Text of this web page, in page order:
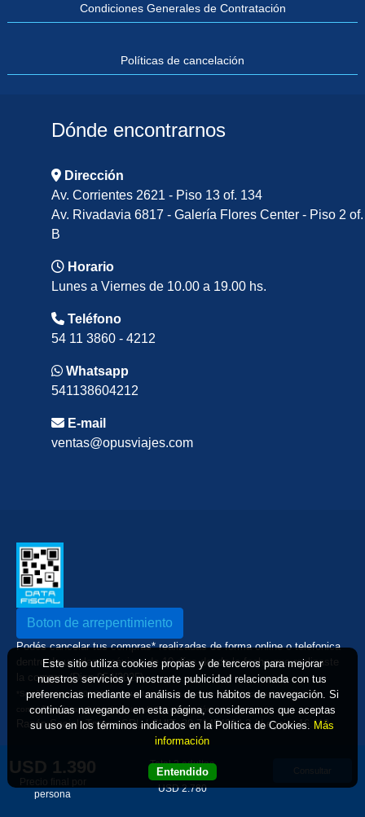
USD 1.390
Precio final por
persona
Total 2 adultos
en Hab. Doble
USD 2.780
Consultar
Condiciones Generales de Contratación
Políticas de cancelación
Dónde encontrarnos
Dirección
Av. Corrientes 2621 - Piso 13 of. 134
Av. Rivadavia 6817 - Galería Flores Center - Piso 2 of.
B
Horario
Lunes a Viernes de 10.00 a 19.00 hs.
Teléfono
54 11 3860 - 4212
Whatsapp
541138604212
E-mail
ventas@opusviajes.com
Boton de arrepentimiento
Podés cancelar tus compras* realizadas de forma online o telefonica
dentro de un plazo máximo de 10 días desde la fecha que realizaste
la compra. (Disp.954/2025)
*Según decreto 809/2024 las tarifas aéreas se rigen por política tarifaria de la
compañía aérea informada antes de la contratación
Razón Social: Trypco SRL / CUIT: 30-71454984-3 / Legajo: 16.112
Defensa del consumidor. Para reclamos ingrese aquí
Denuncia contra una agencia. Para reclamos
Este sitio utiliza cookies propias y de terceros para mejorar
nuestros servicios y mostrarte publicidad relacionada con tus
preferencias mediante el análisis de tus hábitos de navegación. Si
continúas navegando en esta página, consideramos que aceptas
su uso en los términos indicados en la Política de Cookies. Más
información
Entendido